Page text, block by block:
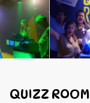
QUIZZ ROOM